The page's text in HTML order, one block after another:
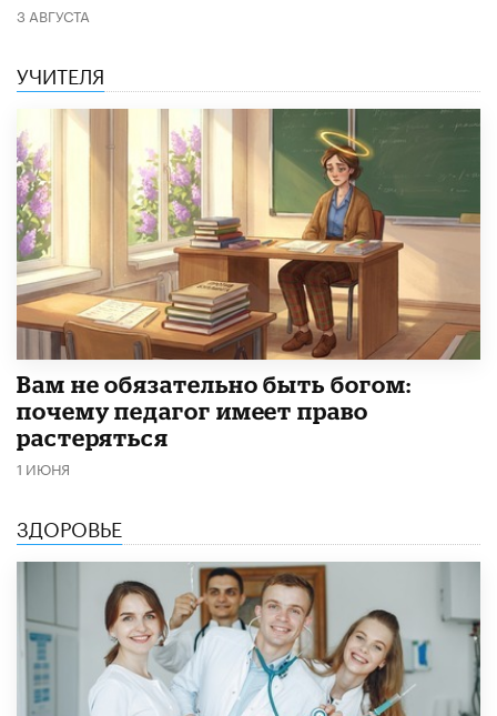
3 АВГУСТА
УЧИТЕЛЯ
​Вам не обязательно быть богом:
почему педагог имеет право
растеряться
1 ИЮНЯ
ЗДОРОВЬЕ